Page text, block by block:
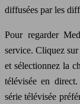
diffusées par les
Pour regarder
service. Cliquez
et sélectionnez la
télévisée en
série télévisée